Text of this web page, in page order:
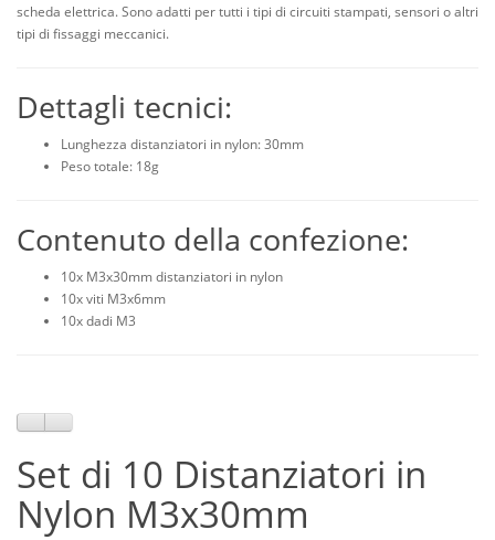
scheda elettrica. Sono adatti per tutti i tipi di circuiti stampati, sensori o altri
tipi di fissaggi meccanici.
Dettagli tecnici:
Lunghezza distanziatori in nylon: 30mm
Peso totale: 18g
Contenuto della confezione:
10x M3x30mm distanziatori in nylon
10x viti M3x6mm
10x dadi M3
Set di 10 Distanziatori in
Nylon M3x30mm